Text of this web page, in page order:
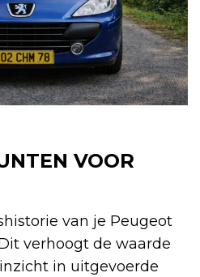
VOOR
van je Peugeot
verhoogt de waarde
in uitgevoerde